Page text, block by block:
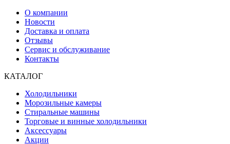
О компании
Новости
Доставка и оплата
Отзывы
Сервис и обслуживание
Контакты
КАТАЛОГ
Холодильники
Морозильные камеры
Стиральные машины
Торговые и винные холодильники
Аксессуары
Акции